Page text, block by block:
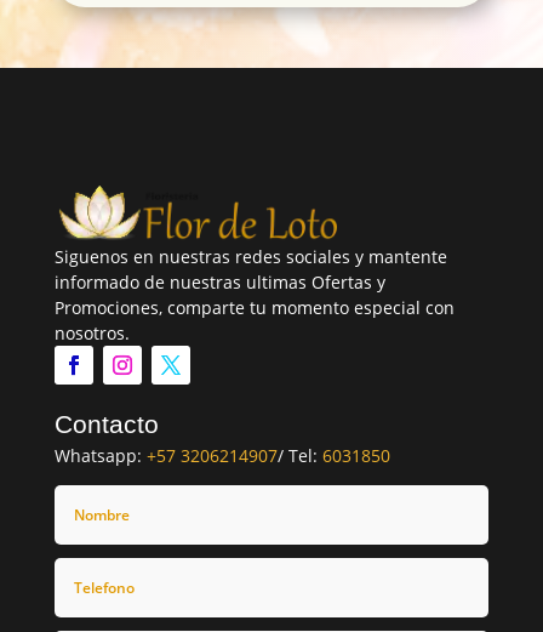
Siguenos en nuestras redes sociales y mantente
informado de nuestras ultimas Ofertas y
Promociones, comparte tu momento especial con
nosotros.
Contacto
Whatsapp: +57 3206214907/ Tel: 6031850